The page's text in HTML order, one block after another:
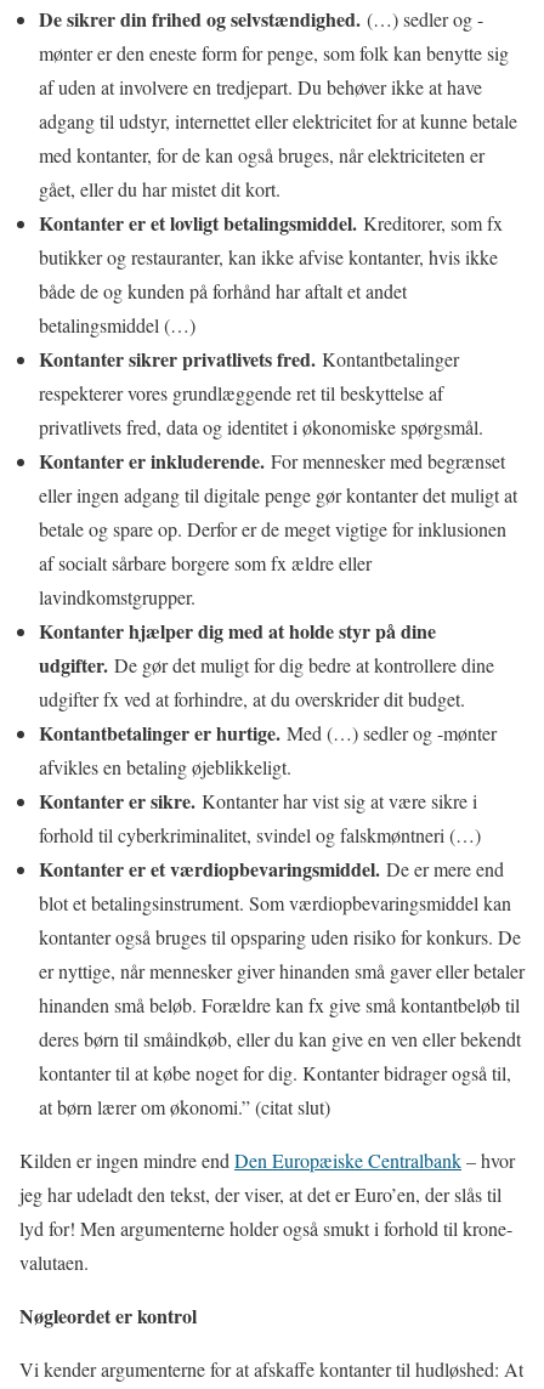
De sikrer din frihed og selvstændighed. (…) sedler og -
mønter er den eneste form for penge, som folk kan benytte sig
af uden at involvere en tredjepart. Du behøver ikke at have
adgang til udstyr, internettet eller elektricitet for at kunne betale
med kontanter, for de kan også bruges, når elektriciteten er
gået, eller du har mistet dit kort.
Kontanter er et lovligt betalingsmiddel. Kreditorer, som fx
butikker og restauranter, kan ikke afvise kontanter, hvis ikke
både de og kunden på forhånd har aftalt et andet
betalingsmiddel (…)
Kontanter sikrer privatlivets fred. Kontantbetalinger
respekterer vores grundlæggende ret til beskyttelse af
privatlivets fred, data og identitet i økonomiske spørgsmål.
Kontanter er inkluderende. For mennesker med begrænset
eller ingen adgang til digitale penge gør kontanter det muligt at
betale og spare op. Derfor er de meget vigtige for inklusionen
af socialt sårbare borgere som fx ældre eller
lavindkomstgrupper.
Kontanter hjælper dig med at holde styr på dine
udgifter. De gør det muligt for dig bedre at kontrollere dine
udgifter fx ved at forhindre, at du overskrider dit budget.
Kontantbetalinger er hurtige. Med (…) sedler og -mønter
afvikles en betaling øjeblikkeligt.
Kontanter er sikre. Kontanter har vist sig at være sikre i
forhold til cyberkriminalitet, svindel og falskmøntneri (…)
Kontanter er et værdiopbevaringsmiddel. De er mere end
blot et betalingsinstrument. Som værdiopbevaringsmiddel kan
kontanter også bruges til opsparing uden risiko for konkurs. De
er nyttige, når mennesker giver hinanden små gaver eller betaler
hinanden små beløb. Forældre kan fx give små kontantbeløb til
deres børn til småindkøb, eller du kan give en ven eller bekendt
kontanter til at købe noget for dig. Kontanter bidrager også til,
at børn lærer om økonomi.” (citat slut)
Kilden er ingen mindre endDen Europæiske Centralbank– hvor
jeg har udeladt den tekst, der viser, at det er Euro’en, der slås til
lyd for! Men argumenterne holder også smukt i forhold til krone-
valutaen.
Nøgleordet er kontrol
Vi kender argumenterne for at afskaffe kontanter til hudløshed: At